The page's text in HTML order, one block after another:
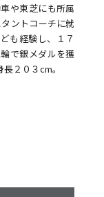
や東芝にも所属
ントコーチに就
も経験し、１７
で銀メダルを獲
２０３cm。